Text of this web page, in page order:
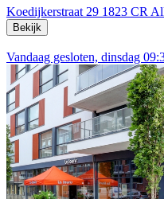
Koedijkerstraat 29 1823 CR
Bekijk
Vandaag gesloten, dinsdag